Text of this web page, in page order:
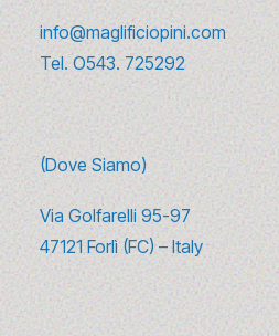
info@maglificiopini.com
Tel.O543. 725292
(Dove Siamo)
Via Golfarelli 95-97
47121 Forlì (FC) – Italy